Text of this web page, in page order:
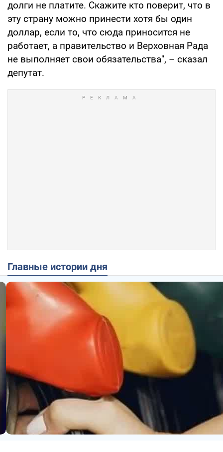
долги не платите. Скажите кто поверит, что в
эту страну можно принести хотя бы один
доллар, если то, что сюда приносится не
работает, а правительство и Верховная Рада
не выполняет свои обязательства", – сказал
депутат.
Главные истории дня